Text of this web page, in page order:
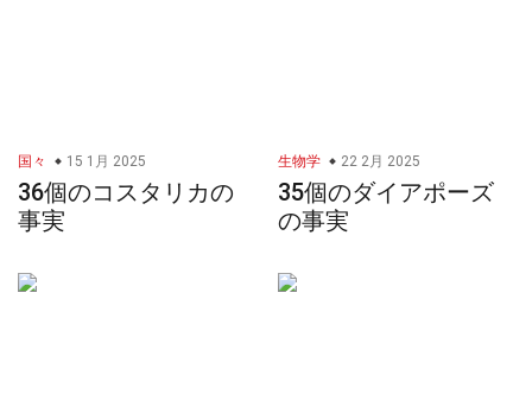
国々 15 1月 2025
36個のコスタリカの
事実
生物学 22 2月 2025
35個のダイアポーズ
の事実